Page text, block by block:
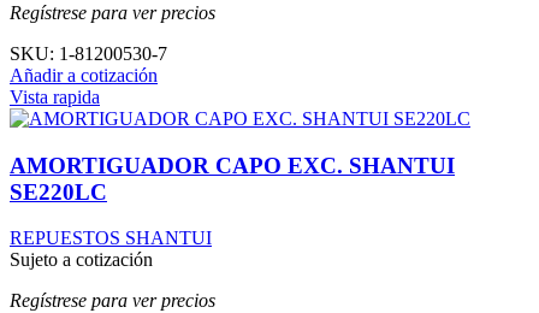
Regístrese para ver precios
SKU: 1-81200530-7
Añadir a cotización
Vista rapida
AMORTIGUADOR CAPO EXC. SHANTUI
SE220LC
REPUESTOS SHANTUI
Sujeto a cotización
Regístrese para ver precios